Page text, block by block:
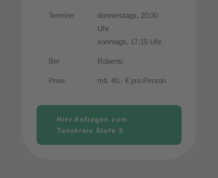
Termine
donnerstags, 20:30
Uhr
sonntags, 17:15 Uhr
Bei Roberto
Preis mtl. 40,- € pro Person
Hier Anfragen zum
Tanzkreis Stufe 3